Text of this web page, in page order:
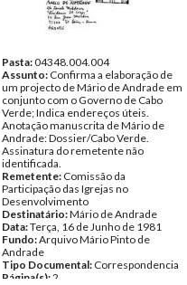
Pasta:04348.004.004
Assunto: Confirma a elaboração de
um projecto de Mário de Andrade em
conjunto com o Governo de Cabo
Verde; Indica endereços úteis.
Anotação manuscrita de Mário de
Andrade: Dossier/Cabo Verde.
Assinatura do remetente não
identificada.
Remetente: Comissão da
Participação das Igrejas no
Desenvolvimento
Destinatário:Mário de Andrade
Data:Terça, 16 de Junho de 1981
Fundo:Arquivo Mário Pinto de
Andrade
Tipo Documental: Correspondencia
Página(s):2